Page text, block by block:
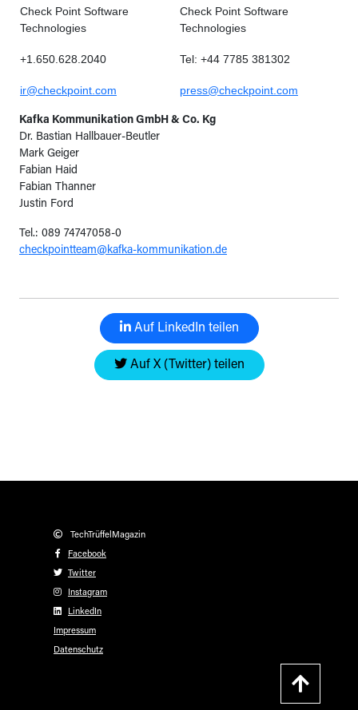
Check Point Software
Technologies
Check Point Software
Technologies
+1.650.628.2040 Tel: +44 7785 381302
ir@checkpoint.com press@checkpoint.com
Kafka Kommunikation GmbH & Co. Kg
Dr. Bastian Hallbauer-Beutler
Mark Geiger
Fabian Haid
Fabian Thanner
Justin Ford
Tel.: 089 74747058-0
checkpointteam@kafka-kommunikation.de
Auf LinkedIn teilen
Auf X (Twitter) teilen
TechTrüffelMagazin
Facebook
Twitter
Instagram
LinkedIn
Impressum
Datenschutz